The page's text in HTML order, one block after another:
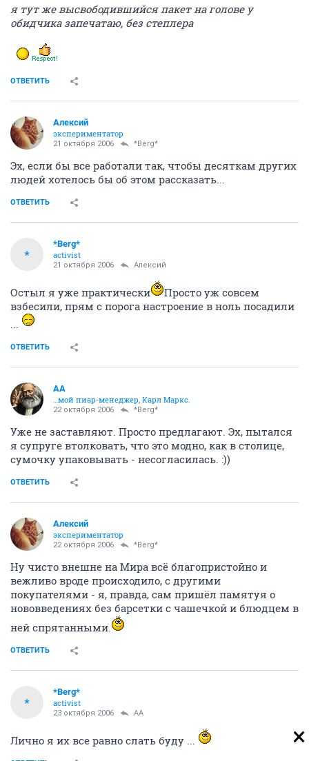
я тут же высвободившийся пакет на голове у
обидчика запечатаю, без степлера
ОТВЕТИТЬ
Алексий
экспериментатор
21 октября 2006 *Berg*
Эх, если бы все работали так, чтобы десяткам других
людей хотелось бы об этом рассказать...
ОТВЕТИТЬ
*
*Berg*
activist
21 октября 2006 Алексий
Остыл я уже практически
Просто уж совсем
взбесили, прям с порога настроение в ноль посадили
...
ОТВЕТИТЬ
AA
…мой пиар-менеджер, Карл Маркс.
22 октября 2006 *Berg*
Уже не заставляют. Просто предлагают. Эх, пытался
я супруге втолковать, что это модно, как в столице,
сумочку упаковывать - несогласилась. :))
ОТВЕТИТЬ
Алексий
экспериментатор
22 октября 2006 *Berg*
Ну чисто внешне на Мира всё благопристойно и
вежливо вроде происходило, с другими
покупателями - я, правда, сам пришёл памятуя о
нововведениях без барсетки с чашечкой и блюдцем в
ней спрятанными.
ОТВЕТИТЬ
*
*Berg*
activist
23 октября 2006 AA
Лично я их все равно слать буду ...